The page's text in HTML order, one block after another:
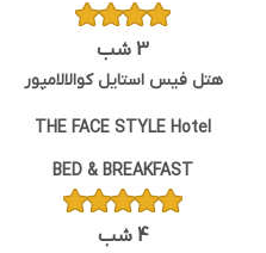
3 شب
هتل فیس استایل کوالالامپور
THE FACE STYLE Hotel
BED & BREAKFAST
4 شب